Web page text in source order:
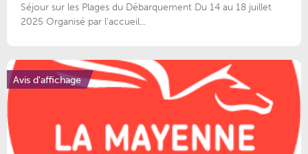
Séjour sur les Plages du Débarquement Du 14 au 18 juillet
2025 Organisé par l’accueil...
Avis d'affichage